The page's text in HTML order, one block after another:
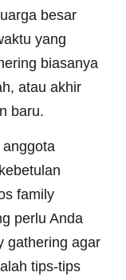
besar
yang
biasanya
atau akhir
baru.
family
perlu Anda
gathering agar
tips-tips